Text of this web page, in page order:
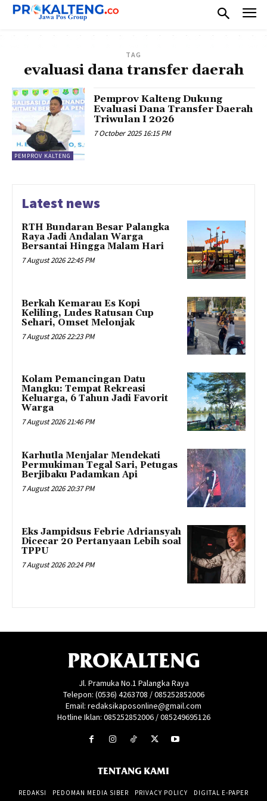
TAG
evaluasi dana transfer daerah
PEMPROV KALTENG
Pemprov Kalteng Dukung
Evaluasi Dana Transfer Daerah
Triwulan I 2026
7 October 2025 16:15 PM
Latest news
RTH Bundaran Besar Palangka
Raya Jadi Andalan Warga
Bersantai Hingga Malam Hari
7 August 2026 22:45 PM
Berkah Kemarau Es Kopi
Keliling, Ludes Ratusan Cup
Sehari, Omset Melonjak
7 August 2026 22:23 PM
Kolam Pemancingan Datu
Mangku: Tempat Rekreasi
Keluarga, 6 Tahun Jadi Favorit
Warga
7 August 2026 21:46 PM
Karhutla Menjalar Mendekati
Permukiman Tegal Sari, Petugas
Berjibaku Padamkan Api
7 August 2026 20:37 PM
Eks Jampidsus Febrie Adriansyah
Dicecar 20 Pertanyaan Lebih soal
TPPU
7 August 2026 20:24 PM
PROKALTENG
Jl. Pramuka No.1 Palangka Raya
Telepon: (0536) 4263708 / 085252852006
Email: redaksikaposonline@gmail.com
Hotline Iklan: 085252852006 / 085249695126
TENTANG KAMI
REDAKSI PEDOMAN MEDIA SIBER PRIVACY POLICY DIGITAL E-PAPER